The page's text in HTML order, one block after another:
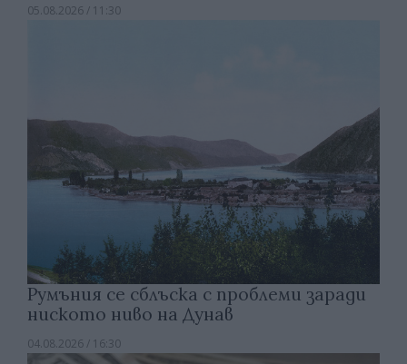
05.08.2026 / 11:30
Румъния се сблъска с проблеми заради
ниското ниво на Дунав
04.08.2026 / 16:30